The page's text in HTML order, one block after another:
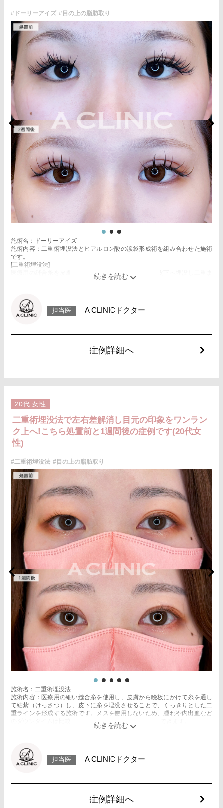
ざいます。また、稀に細菌感染症、左右差、肥厚性瘢痕、創部陥凹などが
費用：118,800円(税込)〜173,800円(税込)
オプション：笑気麻酔 3,300円(税込)
#ドーリーアイズ #目の上の脂肪取り
施術名：ドーリーアイズ
施術内容：二重術埋没法とヒアルロン酸の涙袋形成術を組み合わせた施術
です。
[二重術埋没法]
医療用の縫合糸を皮膚から瞼板に通し、結紮した糸を皮下へ埋没し二重ま
施術時間：約15～20分程
リスク、副作用：腫れ、内出血、疼痛、目がごろごろする違和感などが術
症、血管閉塞などが生じることがございます。注入箇所を強く刺激するよ
うなマッサージは1〜2週間ほどお控えください。
費用：モニター価格54,800円(税込)
施術名：目の上の脂肪取り
施術内容：上まぶたを約2mmほど小さく切開し、余分な眼窩脂肪を取り除
開するため、傷跡はほとんど目立ちません。脂肪を適切に除去すること
で、まぶたが軽くなり、目元がすっきりとした印象になります。二重のラ
インもよりくっきりと出やすくなるため、眠たそうな目元や重たいまぶた
にお悩みの方に適した施術です。
施術時間：約15分程
リスク、副作用：腫れ、内出血、疼痛などが術後一時的に生じることがご
ざいます。また、稀に細菌感染症、左右差、肥厚性瘢痕、創部陥凹などが
費用：118,800円(税込)〜173,800円(税込)
オプション：笑気麻酔 3,300円(税込)
担当医 A CLINICドクター
症例詳細へ
20代 女性
二重術埋没法で左右差解消し目元の印象をワンラン
ク上へ!こちら処置前と1週間後の症例です(20代女
性)
#二重術埋没法 #目の上の脂肪取り
施術名：二重術埋没法
施術内容：医療用の細い縫合糸を使用し、皮膚から瞼板にかけて糸を通し
て結紮（けっさつ）し、皮下に糸を埋没させることで、くっきりとした二
重ラインを形成する施術です。メスを使用しないため、腫れや内出血など
のダウンタイムは比較的少なく、自然な仕上がりが期待できます。
で落ち着いていきますが、個人差があります。また、稀に細菌感染症、左
右差、重瞼ラインの消失・乱れ、縫合糸の露出、結膜腫脹などが生じるこ
アドバンス 2箇所217,800円(税込)～6箇所349,800円(税込)
アペックス シングル437,800円(税込)～ダブル657,800円(税込)
シークレットアイズシングル712,800円(税込)〜ダブル877,800円(税込)
担当医 A CLINICドクター
症例詳細へ